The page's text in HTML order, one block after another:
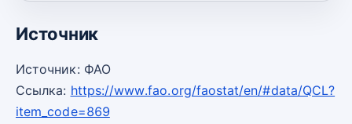
Источник
Источник: ФАО
Ссылка: https://www.fao.org/faostat/en/#data/QCL?
item_code=869